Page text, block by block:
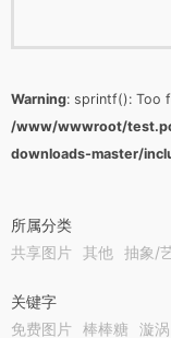
Warning: sprintf(): Too
/www/wwwroot/
downloads-master/
所属分类
共享图片
其他 抽象/
关键字
免费图片 棒棒糖 漩涡